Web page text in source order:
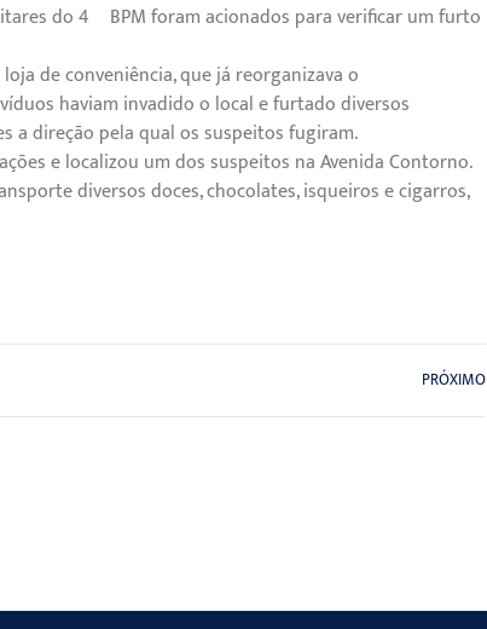
do 4º BPM foram acionados para verificar um furto
de conveniência, que já reorganizava o
haviam invadido o local e furtado diversos
a direção pela qual os suspeitos fugiram.
e localizou um dos suspeitos na Avenida Contorno.
diversos doces, chocolates, isqueiros e cigarros,
PRÓXIMO